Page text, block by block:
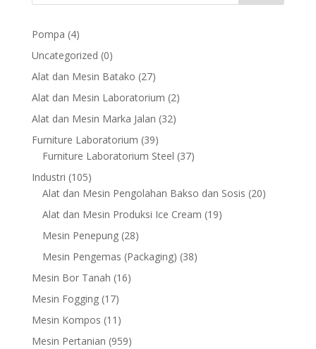
Pompa 44
products
Uncategorized 00
products
Alat dan Mesin Batako 2727
products
Alat dan Mesin Laboratorium 22
Alat dan Mesin Marka Jalan 3232
Furniture Laboratorium 3939
products
Furniture Laboratorium Steel 3737
Industri 105105
products
Alat dan Mesin Pengolahan Bakso dan Sosis 2020
Alat dan Mesin Produksi Ice Cream 1919
Mesin Penepung 2828
products
Mesin Pengemas (Packaging) 3838
Mesin Bor Tanah 1616
Mesin Fogging 1717
products
Mesin Kompos 11 11
products
Mesin Pertanian 959959